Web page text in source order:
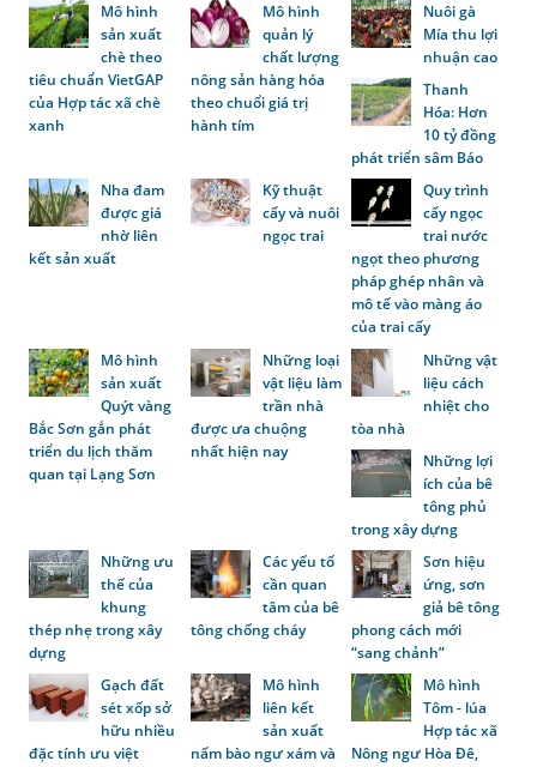
Mô hình
sản xuất
chè theo
tiêu chuẩn VietGAP
của Hợp tác xã chè
xanh
Mô hình
quản lý
chất lượng
nông sản hàng hóa
theo chuổi giá trị
hành tím
Nuôi gà
Mía thu lợi
nhuận cao
Thanh
Hóa: Hơn
10 tỷ đồng
phát triển sâm Báo
Nha đam
được giá
nhờ liên
kết sản xuất
Kỹ thuật
cấy và nuôi
ngọc trai
Quy trình
cấy ngọc
trai nước
ngọt theo phương
pháp ghép nhân và
mô tế vào màng áo
của trai cấy
Mô hình
sản xuất
Quýt vàng
Bắc Sơn gắn phát
triển du lịch thăm
quan tại Lạng Sơn
Những loại
vật liệu làm
trần nhà
được ưa chuộng
nhất hiện nay
Những vật
liệu cách
nhiệt cho
tòa nhà
Những lợi
ích của bê
tông phủ
trong xây dựng
Những ưu
thế của
khung
thép nhẹ trong xây
dựng
Các yếu tố
cần quan
tâm của bê
tông chống cháy
Sơn hiệu
ứng, sơn
giả bê tông
phong cách mới
“sang chảnh”
Gạch đất
sét xốp sở
hữu nhiều
đặc tính ưu việt
Mô hình
liên kết
sản xuất
nấm bào ngư xám và
Mô hình
Tôm - lúa
Hợp tác xã
Nông ngư Hòa Đê,